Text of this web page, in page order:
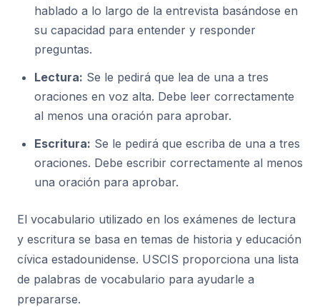
hablado a lo largo de la entrevista basándose en
su capacidad para entender y responder
preguntas.
Lectura: Se le pedirá que lea de una a tres
oraciones en voz alta. Debe leer correctamente
al menos una oración para aprobar.
Escritura: Se le pedirá que escriba de una a tres
oraciones. Debe escribir correctamente al menos
una oración para aprobar.
El vocabulario utilizado en los exámenes de lectura
y escritura se basa en temas de historia y educación
cívica estadounidense. USCIS proporciona una lista
de palabras de vocabulario para ayudarle a
prepararse.